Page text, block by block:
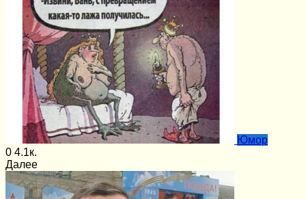
Юмор
0 4.1к.
Далее